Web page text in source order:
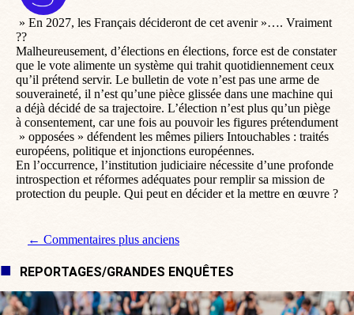
» En 2027, les Français décideront de cet avenir »…. Vraiment
??
Malheureusement, d’élections en élections, force est de constater
que le vote alimente un système qui trahit quotidiennement ceux
qu’il prétend servir. Le bulletin de vote n’est pas une arme de
souveraineté, il n’est qu’une pièce glissée dans une machine qui
a déjà décidé de sa trajectoire. L’élection n’est plus qu’un piège
à consentement, car une fois au pouvoir les figures prétendument
» opposées » défendent les mêmes piliers Intouchables : traités
européens, politique et injonctions européennes.
En l’occurrence, l’institution judiciaire nécessite d’une profonde
introspection et réformes adéquates pour remplir sa mission de
protection du peuple. Qui peut en décider et la mettre en œuvre ?
Navigation de commentaire
← Commentaires plus anciens
REPORTAGES/GRANDES ENQUÊTES